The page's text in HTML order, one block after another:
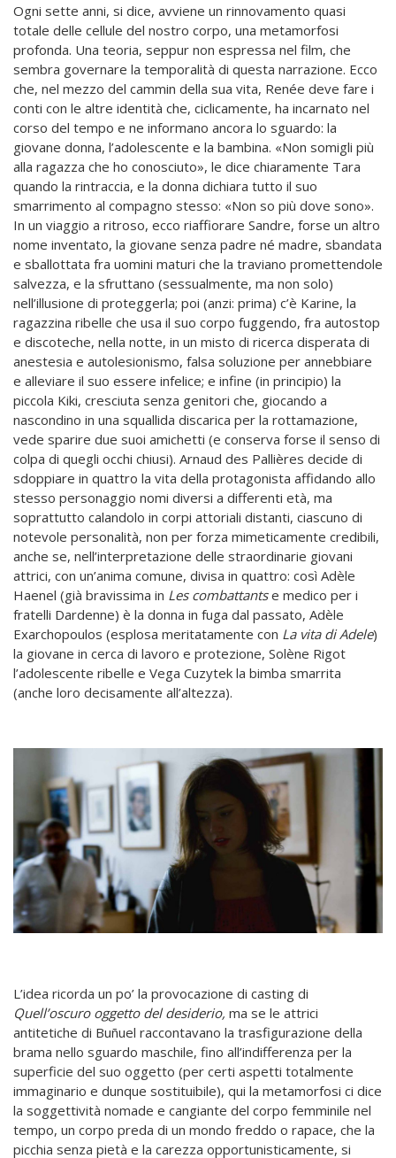
Ogni sette anni, si dice, avviene un rinnovamento quasi
totale delle cellule del nostro corpo, una metamorfosi
profonda. Una teoria, seppur non espressa nel film, che
sembra governare la temporalità di questa narrazione. Ecco
che, nel mezzo del cammin della sua vita, Renée deve fare i
conti con le altre identità che, ciclicamente, ha incarnato nel
corso del tempo e ne informano ancora lo sguardo: la
giovane donna, l’adolescente e la bambina. «Non somigli più
alla ragazza che ho conosciuto», le dice chiaramente Tara
quando la rintraccia, e la donna dichiara tutto il suo
smarrimento al compagno stesso: «Non so più dove sono».
In un viaggio a ritroso, ecco riaffiorare Sandre, forse un altro
nome inventato, la giovane senza padre né madre, sbandata
e sballottata fra uomini maturi che la traviano promettendole
salvezza, e la sfruttano (sessualmente, ma non solo)
nell’illusione di proteggerla; poi (anzi: prima) c’è Karine, la
ragazzina ribelle che usa il suo corpo fuggendo, fra autostop
e discoteche, nella notte, in un misto di ricerca disperata di
anestesia e autolesionismo, falsa soluzione per annebbiare
e alleviare il suo essere infelice; e infine (in principio) la
piccola Kiki, cresciuta senza genitori che, giocando a
nascondino in una squallida discarica per la rottamazione,
vede sparire due suoi amichetti (e conserva forse il senso di
colpa di quegli occhi chiusi). Arnaud des Pallières decide di
sdoppiare in quattro la vita della protagonista affidando allo
stesso personaggio nomi diversi a differenti età, ma
soprattutto calandolo in corpi attoriali distanti, ciascuno di
notevole personalità, non per forza mimeticamente credibili,
anche se, nell’interpretazione delle straordinarie giovani
attrici, con un’anima comune, divisa in quattro: così Adèle
Haenel (già bravissima in Les combattantse medico per i
fratelli Dardenne) è la donna in fuga dal passato, Adèle
Exarchopoulos (esplosa meritatamente con La vita di Adele)
la giovane in cerca di lavoro e protezione, Solène Rigot
l’adolescente ribelle e Vega Cuzytek la bimba smarrita
(anche loro decisamente all’altezza).
L’idea ricorda un po’ la provocazione di casting di
Quell’oscuro oggetto del desiderio, ma se le attrici
antitetiche di Buñuel raccontavano la trasfigurazione della
brama nello sguardo maschile, fino all’indifferenza per la
superficie del suo oggetto (per certi aspetti totalmente
immaginario e dunque sostituibile), qui la metamorfosi ci dice
la soggettività nomade e cangiante del corpo femminile nel
tempo, un corpo preda di un mondo freddo o rapace, che la
picchia senza pietà e la carezza opportunisticamente, si